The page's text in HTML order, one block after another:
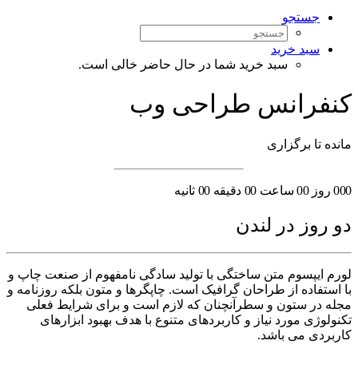
جستجو
سبد خرید
سبد خرید شما در حال حاضر خالی است.
کنفرانس طراحی وب
مانده تا برگزاری
000 روز 00 ساعت 00 دقیقه 00 ثانیه
دو روز در لندن
لورم ایپسوم متن ساختگی با تولید سادگی نامفهوم از صنعت چاپ و
با استفاده از طراحان گرافیک است. چاپگرها و متون بلکه روزنامه و
مجله در ستون و سطرآنچنان که لازم است و برای شرایط فعلی
تکنولوژی مورد نیاز و کاربردهای متنوع با هدف بهبود ابزارهای
کاربردی می باشد.